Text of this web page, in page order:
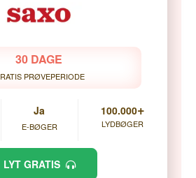
30 DAGE
PRØVEPERIODE
Ja
E-BØGER
100.000+
LYDBØGER
LYT GRATIS